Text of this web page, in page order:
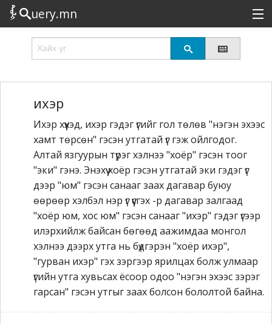
uery.mn
Сонирхолтой
Татах
ихэр
Ихэр хүүхэд, ихэр гэдэг үгийг гол төлөв "нэгэн эхээс
хамт төрсөн" гэсэн утгатай үг гэж ойлгодог.
Алтай язгуурын түрэг хэлнээ "хоёр" гэсэн тоог
"эки" гэнэ. Энэхүү хоёр гэсэн утгатай эки гэдэг үг
дээр "юм" гэсэн санааг заах дагавар буюу
өөрөөр хэлбэл нэр үг үүсгэх -р дагавар залгаад
"хоёр юм, хос юм" гэсэн санааг "ихэр" гэдэг үгээр
илэрхийлж байсан бөгөөд аажимдаа монгол
хэлнээ дээрх утга нь бүдгэрэн "хоёр ихэр",
"гурван ихэр" гэх зэргээр ярилцах болж улмаар
үгийн утга хувьсах ёсоор одоо "нэгэн эхээс зэрэг
гарсан" гэсэн утгыг заах болсон бололтой байна.